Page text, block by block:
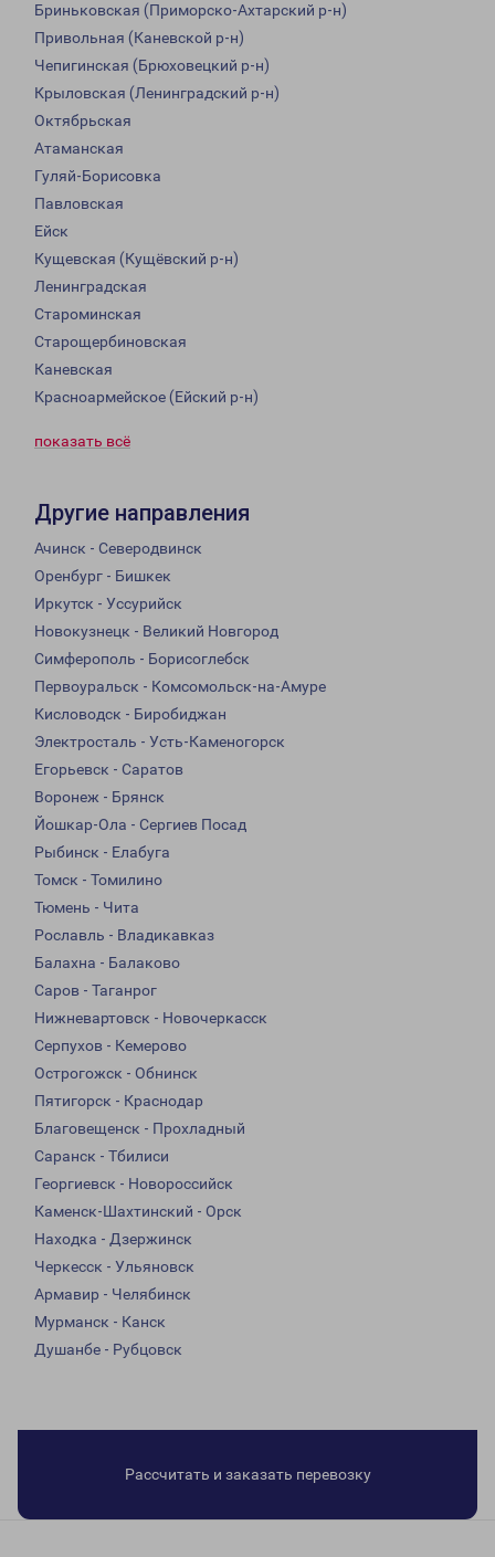
Бриньковская (Приморско-Ахтарский р-н)
Привольная (Каневской р-н)
Чепигинская (Брюховецкий р-н)
Крыловская (Ленинградский р-н)
Октябрьская
Атаманская
Гуляй-Борисовка
Павловская
Ейск
Кущевская (Кущёвский р-н)
Ленинградская
Староминская
Старощербиновская
Каневская
Красноармейское (Ейский р-н)
показать всё
Другие направления
Ачинск - Северодвинск
Оренбург - Бишкек
Иркутск - Уссурийск
Новокузнецк - Великий Новгород
Симферополь - Борисоглебск
Первоуральск - Комсомольск-на-Амуре
Кисловодск - Биробиджан
Электросталь - Усть-Каменогорск
Егорьевск - Саратов
Воронеж - Брянск
Йошкар-Ола - Сергиев Посад
Рыбинск - Елабуга
Томск - Томилино
Тюмень - Чита
Рославль - Владикавказ
Балахна - Балаково
Саров - Таганрог
Нижневартовск - Новочеркасск
Серпухов - Кемерово
Острогожск - Обнинск
Пятигорск - Краснодар
Благовещенск - Прохладный
Саранск - Тбилиси
Георгиевск - Новороссийск
Каменск-Шахтинский - Орск
Находка - Дзержинск
Черкесск - Ульяновск
Армавир - Челябинск
Мурманск - Канск
Душанбе - Рубцовск
Рассчитать и заказать перевозку